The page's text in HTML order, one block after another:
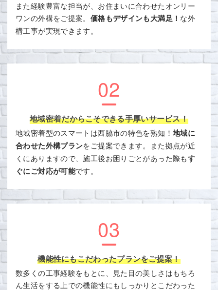
また経験豊富な担当が、お住まいに合わせたオンリー
ワンの外構をご提案。 価格もデザインも大満足！ な外
構工事が実現できます。
02
地域密着だからこそできる手厚いサービス！
地域密着型のスマートは西脇市の特色を熟知！地域に
合わせた外構プランをご提案できます。また拠点が近
くにありますので、施工後お困りごとがあった際もす
ぐにご対応が可能です。
03
機能性にもこだわったプランをご提案！
数多くの工事経験をもとに、見た目の美しさはもちろ
ん生活をする上での機能性にもしっかりとこだわった